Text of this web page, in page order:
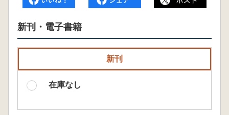
新刊・電子書籍
新刊
在庫なし